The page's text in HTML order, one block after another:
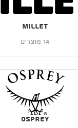
Millet
14 מוצרים
Osprey